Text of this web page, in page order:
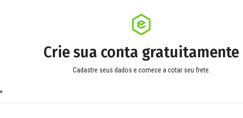
Crie sua conta gratuitamente
Cadastre seus dados e comece a cotar seu frete.